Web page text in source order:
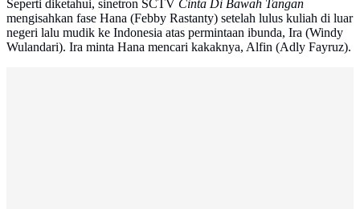
Seperti diketahui, sinetron SCTV Cinta Di Bawah Tangan
mengisahkan fase Hana (Febby Rastanty) setelah lulus kuliah di luar
negeri lalu mudik ke Indonesia atas permintaan ibunda, Ira (Windy
Wulandari). Ira minta Hana mencari kakaknya, Alfin (Adly Fayruz).